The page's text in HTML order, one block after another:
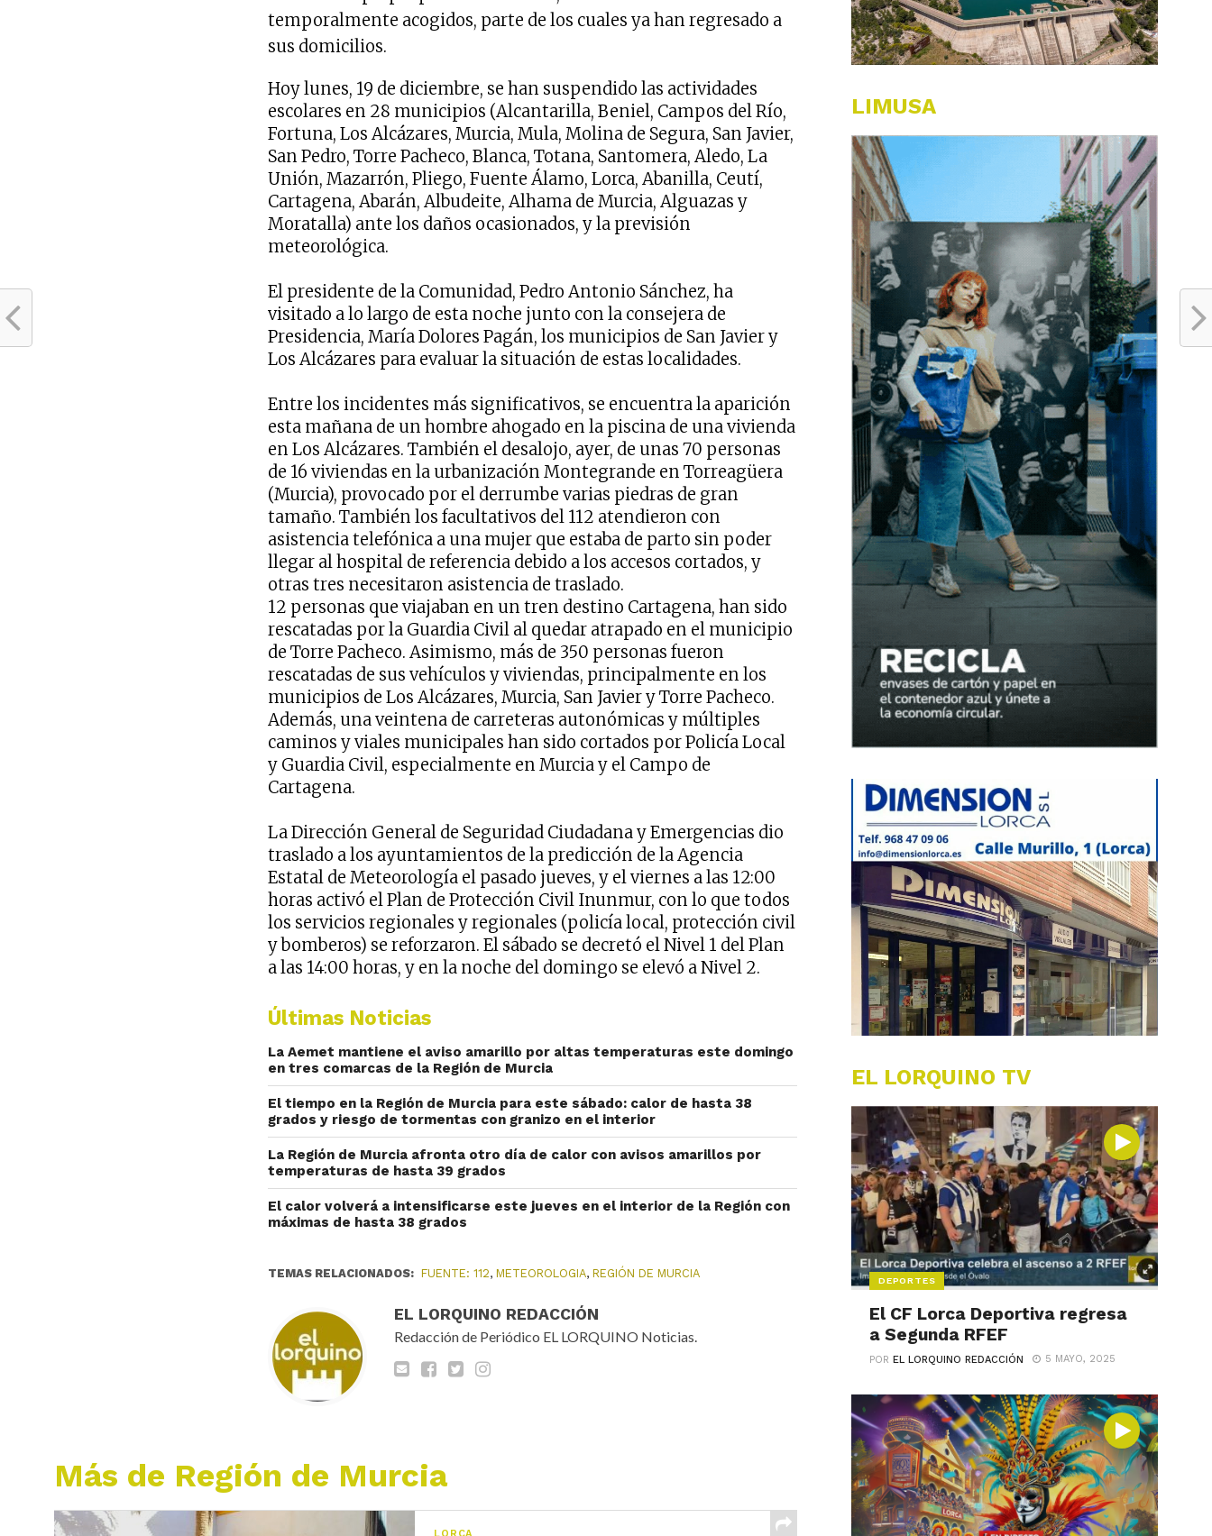
temporalmente acogidos, parte de los cuales ya han regresado a
sus domicilios.
Hoy lunes, 19 de diciembre, se han suspendido las actividades
escolares en 28 municipios (Alcantarilla, Beniel, Campos del Río,
Fortuna, Los Alcázares, Murcia, Mula, Molina de Segura, San Javier,
San Pedro, Torre Pacheco, Blanca, Totana, Santomera, Aledo, La
Unión, Mazarrón, Pliego, Fuente Álamo, Lorca, Abanilla, Ceutí,
Cartagena, Abarán, Albudeite, Alhama de Murcia, Alguazas y
Moratalla) ante los daños ocasionados, y la previsión
meteorológica.
El presidente de la Comunidad, Pedro Antonio Sánchez, ha
visitado a lo largo de esta noche junto con la consejera de
Presidencia, María Dolores Pagán, los municipios de San Javier y
Los Alcázares para evaluar la situación de estas localidades.
Entre los incidentes más significativos, se encuentra la aparición
esta mañana de un hombre ahogado en la piscina de una vivienda
en Los Alcázares. También el desalojo, ayer, de unas 70 personas
de 16 viviendas en la urbanización Montegrande en Torreagüera
(Murcia), provocado por el derrumbe varias piedras de gran
tamaño. También los facultativos del 112 atendieron con
asistencia telefónica a una mujer que estaba de parto sin poder
llegar al hospital de referencia debido a los accesos cortados, y
otras tres necesitaron asistencia de traslado.
12 personas que viajaban en un tren destino Cartagena, han sido
rescatadas por la Guardia Civil al quedar atrapado en el municipio
de Torre Pacheco. Asimismo, más de 350 personas fueron
rescatadas de sus vehículos y viviendas, principalmente en los
municipios de Los Alcázares, Murcia, San Javier y Torre Pacheco.
Además, una veintena de carreteras autonómicas y múltiples
caminos y viales municipales han sido cortados por Policía Local
y Guardia Civil, especialmente en Murcia y el Campo de
Cartagena.
La Dirección General de Seguridad Ciudadana y Emergencias dio
traslado a los ayuntamientos de la predicción de la Agencia
Estatal de Meteorología el pasado jueves, y el viernes a las 12:00
horas activó el Plan de Protección Civil Inunmur, con lo que todos
los servicios regionales y regionales (policía local, protección civil
y bomberos) se reforzaron. El sábado se decretó el Nivel 1 del Plan
a las 14:00 horas, y en la noche del domingo se elevó a Nivel 2.
Últimas Noticias
La Aemet mantiene el aviso amarillo por altas temperaturas este domingo
en tres comarcas de la Región de Murcia
El tiempo en la Región de Murcia para este sábado: calor de hasta 38
grados y riesgo de tormentas con granizo en el interior
La Región de Murcia afronta otro día de calor con avisos amarillos por
temperaturas de hasta 39 grados
El calor volverá a intensificarse este jueves en el interior de la Región con
máximas de hasta 38 grados
TEMAS RELACIONADOS: FUENTE: 112,METEOROLOGIA,REGIÓN DE MURCIA
EL LORQUINO REDACCIÓN
Redacción de Periódico EL LORQUINO Noticias.
Más de Región de Murcia
LIMUSA
EL LORQUINO TV
DEPORTES
El CF Lorca Deportiva regresa
a Segunda RFEF
POREL LORQUINO REDACCIÓN 5 MAYO, 2025